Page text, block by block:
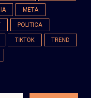
META
POLITICA
TIKTOK TREND